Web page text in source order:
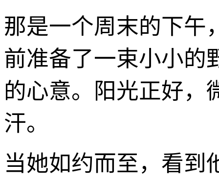
那是一个周末的下午
前准备了一束小小的
的心意。阳光正好，
汗。
当她如约而至，看到